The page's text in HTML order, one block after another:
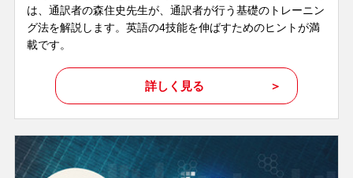
は、通訳者の森住史先生が、通訳者が行う基礎のトレーニン
グ法を解説します。英語の4技能を伸ばすためのヒントが満
載です。
詳しく見る